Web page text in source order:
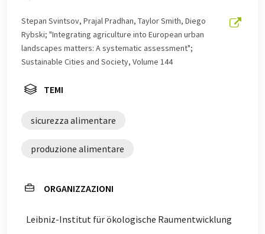
articolo è stato tradotto con traduzione automatica, è
possibile che contenga errori di vocabolario, sintassi o
grammatica. L'articolo originale in Inglese può essere
trovatoqui.
Stepan Svintsov, Prajal Pradhan, Taylor Smith, Diego
Rybski; "Integrating agriculture into European urban
landscapes matters: A systematic assessment";
Sustainable Cities and Society, Volume 144
TEMI
sicurezza alimentare
produzione alimentare
ORGANIZZAZIONI
Leibniz-Institut für ökologische Raumentwicklung